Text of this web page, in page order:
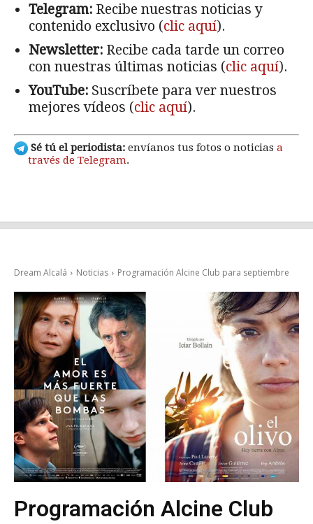
Telegram: Recibe nuestras noticias y
contenido exclusivo (clic aquí).
Newsletter: Recibe cada tarde un correo
con nuestras últimas noticias (clic aquí).
YouTube: Suscríbete para ver nuestros
mejores vídeos (clic aquí).
Sé tú el periodista: envíanos tus fotos o noticias a
través de Telegram.